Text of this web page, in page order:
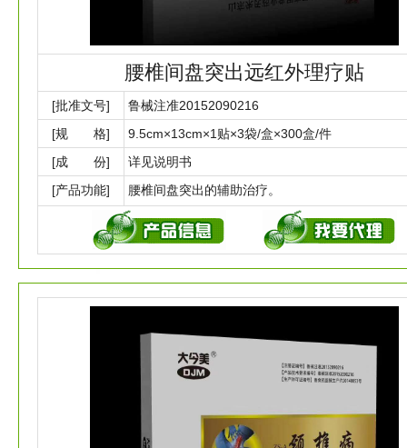
腰椎间盘突出远红外理疗贴
[批准文号]
鲁械注准20152090216
[规 格]
9.5cm×13cm×1贴×3袋/盒×300盒/件
[成 份]
详见说明书
[产品功能]
腰椎间盘突出的辅助治疗。